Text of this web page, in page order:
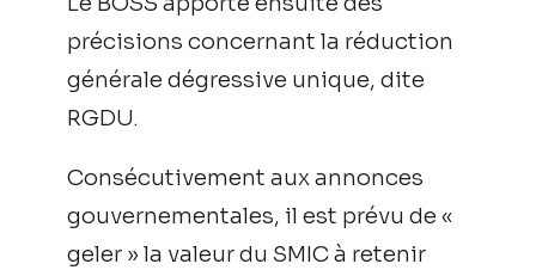
précisions concernant la réduction
générale dégressive unique, dite
RGDU.
Consécutivement aux annonces
gouvernementales, il est prévu de «
geler » la valeur du SMIC à retenir